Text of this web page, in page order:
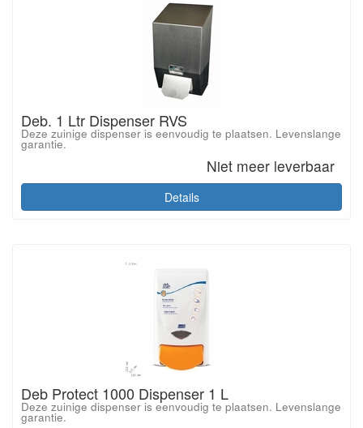
Deb. 1 Ltr Dispenser RVS
Deze zuinige dispenser is eenvoudig te plaatsen. Levenslange
garantie.
Niet meer leverbaar
Details
Deb Protect 1000 Dispenser 1 L
Deze zuinige dispenser is eenvoudig te plaatsen. Levenslange
garantie.